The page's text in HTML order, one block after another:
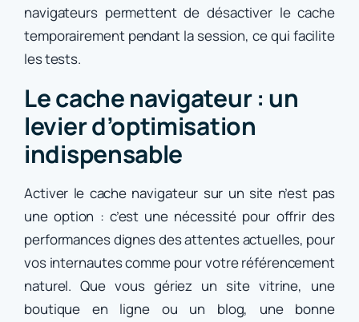
navigateurs permettent de désactiver le cache
temporairement pendant la session, ce qui facilite
les tests.
Le cache navigateur : un
levier d’optimisation
indispensable
Activer le cache navigateur sur un site n’est pas
une option : c’est une nécessité pour offrir des
performances dignes des attentes actuelles, pour
vos internautes comme pour votre référencement
naturel. Que vous gériez un site vitrine, une
boutique en ligne ou un blog, une bonne